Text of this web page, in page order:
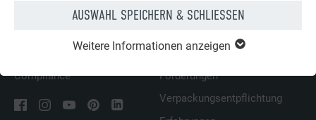
AUSWAHL SPEICHERN & SCHLIESSEN
Weitere Informationen anzeigen
Compliance
Angebot anfordern
Nützliche Links
Förderungen
Verpackungsentpflichtung